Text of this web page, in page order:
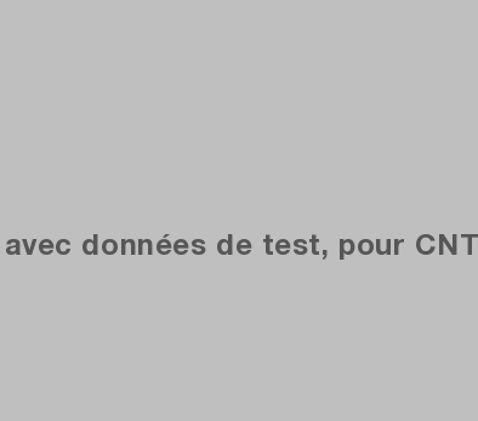
avec données de test, pour